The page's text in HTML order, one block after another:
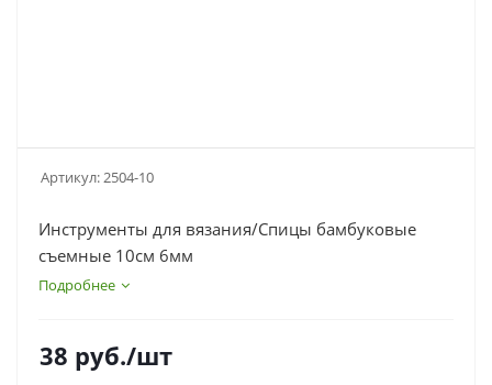
Артикул:2504-10
Инструменты для вязания/Спицы бамбуковые
съемные 10см 6мм
Подробнее
38 руб./шт